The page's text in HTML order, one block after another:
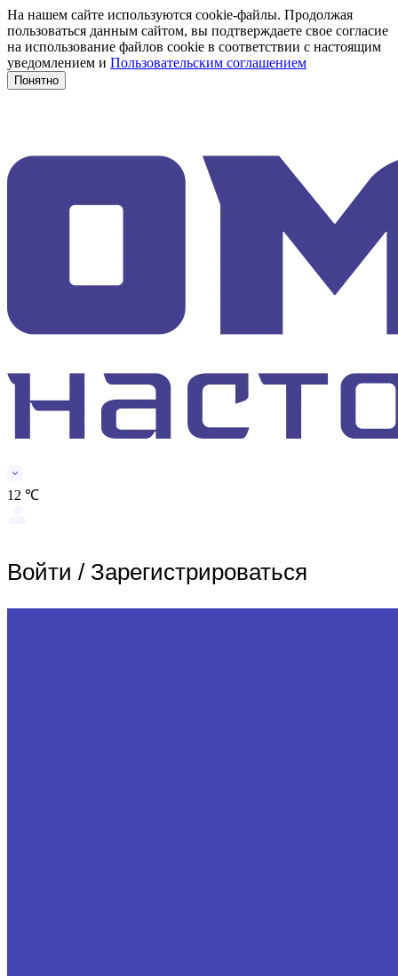
На нашем сайте используются cookie-файлы. Продолжая
пользоваться данным сайтом, вы подтверждаете свое согласие
на использование файлов cookie в соответствии с настоящим
уведомлением и Пользовательским соглашением
Понятно
12 ℃
Войти / Зарегистрироваться